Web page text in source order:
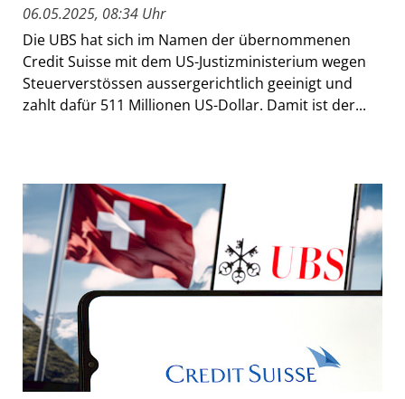
06.05.2025, 08:34 Uhr
Die UBS hat sich im Namen der übernommenen
Credit Suisse mit dem US-Justizministerium wegen
Steuerverstössen aussergerichtlich geeinigt und
zahlt dafür 511 Millionen US-Dollar. Damit ist der...